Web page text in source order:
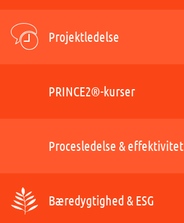
Projektledelse
PRINCE2®-kurser
Procesledelse & effektivitet
Bæredygtighed & ESG